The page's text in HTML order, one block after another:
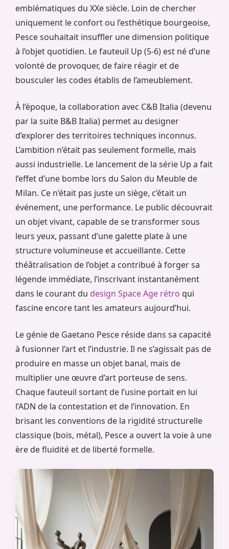
emblématiques du XXe siècle. Loin de chercher
uniquement le confort ou l’esthétique bourgeoise,
Pesce souhaitait insuffler une dimension politique
à l’objet quotidien. Le fauteuil Up (5-6) est né d’une
volonté de provoquer, de faire réagir et de
bousculer les codes établis de l’ameublement.
À l’époque, la collaboration avec C&B Italia (devenu
par la suite B&B Italia) permet au designer
d’explorer des territoires techniques inconnus.
L’ambition n’était pas seulement formelle, mais
aussi industrielle. Le lancement de la série Up a fait
l’effet d’une bombe lors du Salon du Meuble de
Milan. Ce n’était pas juste un siège, c’était un
événement, une performance. Le public découvrait
un objet vivant, capable de se transformer sous
leurs yeux, passant d’une galette plate à une
structure volumineuse et accueillante. Cette
théâtralisation de l’objet a contribué à forger sa
légende immédiate, l’inscrivant instantanément
dans le courant du design Space Age rétro qui
fascine encore tant les amateurs aujourd’hui.
Le génie de Gaetano Pesce réside dans sa capacité
à fusionner l’art et l’industrie. Il ne s’agissait pas de
produire en masse un objet banal, mais de
multiplier une œuvre d’art porteuse de sens.
Chaque fauteuil sortant de l’usine portait en lui
l’ADN de la contestation et de l’innovation. En
brisant les conventions de la rigidité structurelle
classique (bois, métal), Pesce a ouvert la voie à une
ère de fluidité et de liberté formelle.